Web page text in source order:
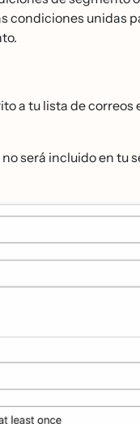
condiciones unidas
a tu lista de
será incluido en tu